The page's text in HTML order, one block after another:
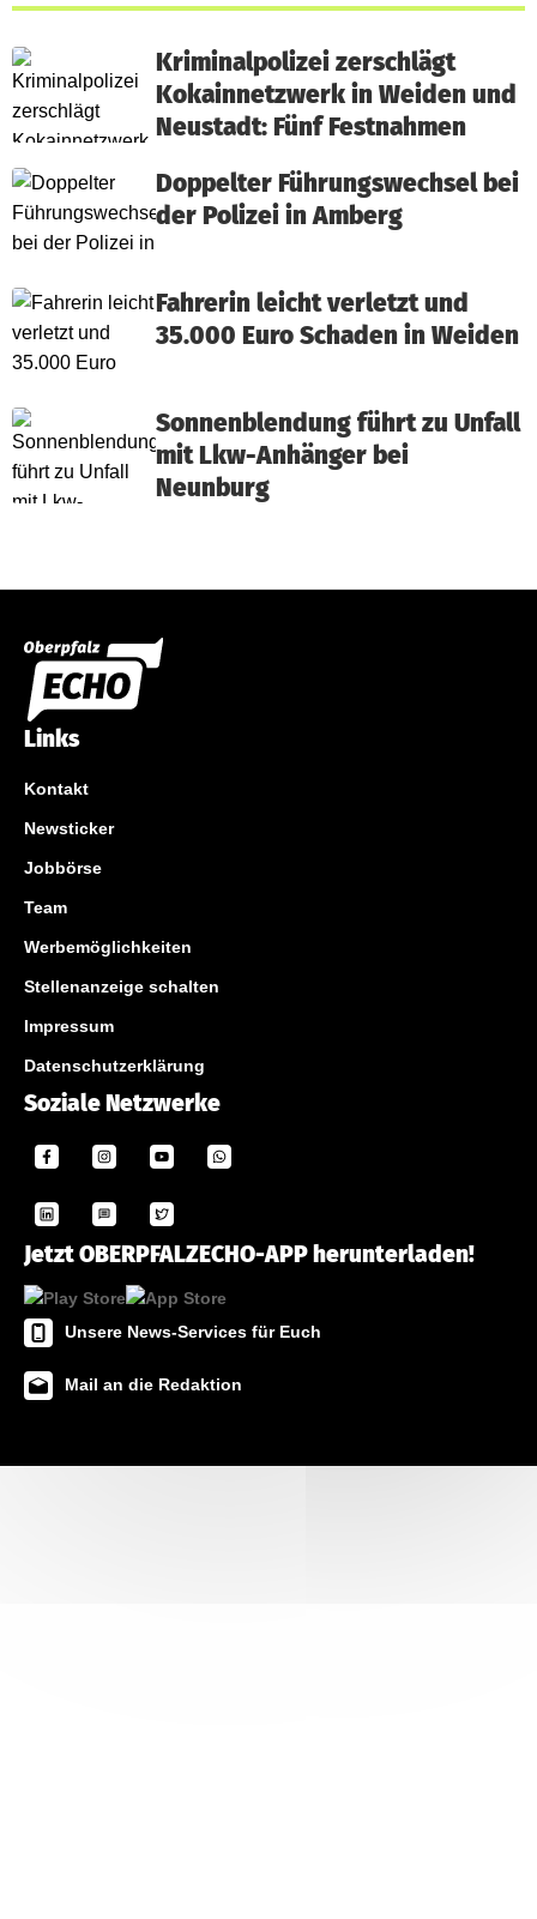
Kriminalpolizei zerschlägt
Kokainnetzwerk in Weiden und
Neustadt: Fünf Festnahmen
Doppelter Führungswechsel bei
der Polizei in Amberg
Fahrerin leicht verletzt und
35.000 Euro Schaden in Weiden
Sonnenblendung führt zu Unfall
mit Lkw-Anhänger bei
Neunburg
Links
Kontakt
Newsticker
Jobbörse
Team
Werbemöglichkeiten
Stellenanzeige schalten
Impressum
Datenschutzerklärung
Soziale Netzwerke
Jetzt OBERPFALZECHO-APP herunterladen!
Unsere News-Services für Euch
Mail an die Redaktion